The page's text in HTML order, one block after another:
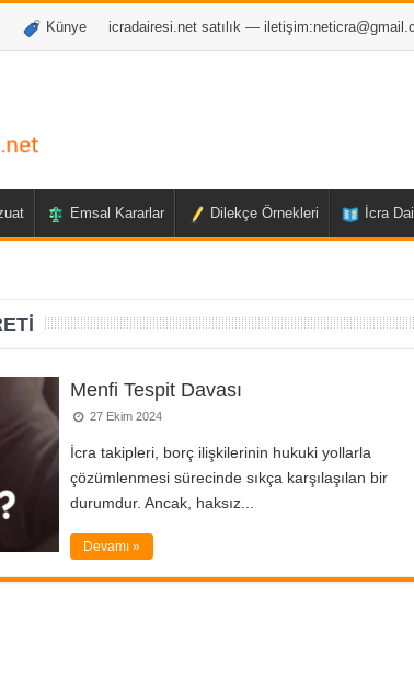
Künye icradairesi.net satılık — iletişim:
Emsal Kararlar Dilekçe Örnekleri İcra
Menfi Tespit Davası
27 Ekim 2024
İcra takipleri, borç ilişkilerinin hukuki yollarla
çözümlenmesi sürecinde sıkça karşılaşılan bir
durumdur. Ancak, haksız...
Devamı »